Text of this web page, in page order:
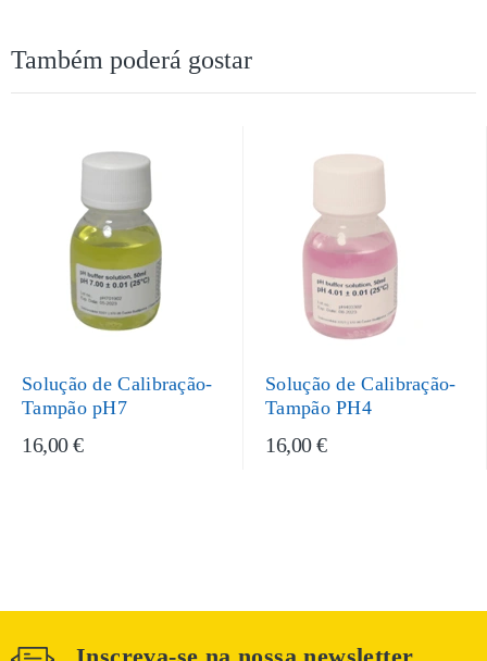
Também poderá gostar
Solução de Calibração-
Tampão pH7
16,00 €
Solução de Calibração-
Tampão PH4
16,00 €